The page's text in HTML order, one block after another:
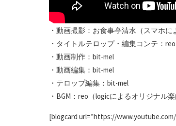
・動画撮影：お食事亭清水（スマホに
・タイトルテロップ・編集コンテ：reo
・動画制作：bit-mel
・動画編集：bit-mel
・テロップ編集：bit-mel
・BGM：reo（logicによるオリジナル楽
[blogcard url=”https://www.youtube.com/